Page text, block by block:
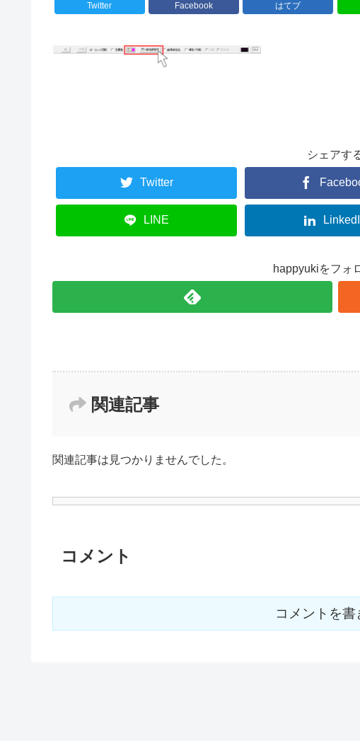
Twitter Facebook はてブ
シェアす
Twitter
LINE
happyukiをフォ
関連記事
関連記事は見つかりませんでした。
コメント
コメントを書